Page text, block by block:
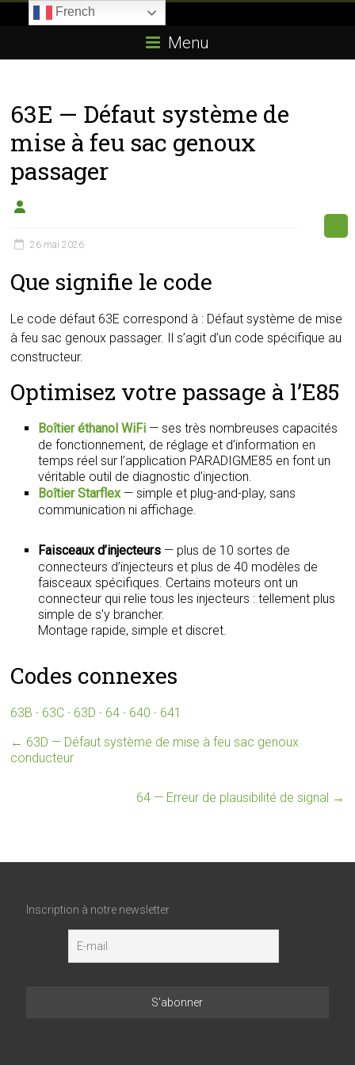
E85.com
passion
boîtier
éthanol
Menu
63E — Défaut système de
mise à feu sac genoux
passager
26 mai 2026
Que signifie le code
Le code défaut 63E correspond à : Défaut système de mise
à feu sac genoux passager. Il s’agit d’un code spécifique au
constructeur.
Optimisez votre passage à l’E85
Boîtier éthanol WiFi — ses très nombreuses capacités
de fonctionnement, de réglage et d’information en
temps réel sur l’application PARADIGME85 en font un
véritable outil de diagnostic d’injection.
Boîtier Starflex— simple et plug-and-play, sans
communication ni affichage.
Faisceaux d’injecteurs — plus de 10 sortes de
connecteurs d’injecteurs et plus de 40 modèles de
faisceaux spécifiques. Certains moteurs ont un
connecteur qui relie tous les injecteurs : tellement plus
simple de s’y brancher.
Montage rapide, simple et discret.
Codes connexes
63B · 63C · 63D · 64 · 640 · 641
← 63D — Défaut système de mise à feu sac genoux
conducteur
64 — Erreur de plausibilité de signal →
Inscription à notre newsletter
French